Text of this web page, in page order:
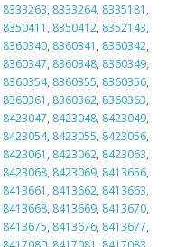
8333263, 8333264, 8335181 ,
8350411 , 8350412, 8352143,
8360340, 8360341 , 8360342,
8360347, 8360348, 8360349,
8360354, 8360355, 8360356,
8360361 , 8360362, 8360363,
8423047, 8423048, 8423049,
8423054, 8423055, 8423056,
8423061 , 8423062, 8423063,
8423068, 8423069, 8413656,
8413661 , 8413662, 8413663,
8413668, 8413669, 8413670,
8413675, 8413676, 8413677,